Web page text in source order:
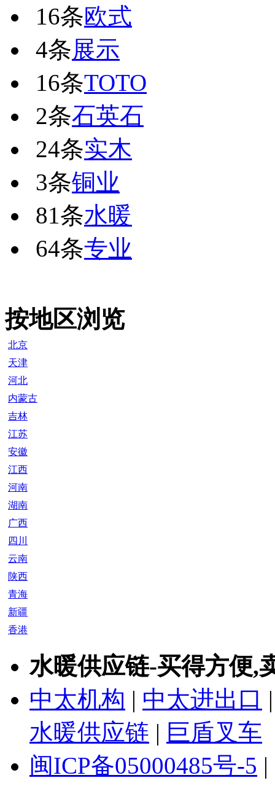
16条欧式
4条展示
16条TOTO
2条石英石
24条实木
3条铜业
81条水暖
64条专业
按地区浏览
北京
天津
河北
内蒙古
吉林
江苏
安徽
江西
河南
湖南
广西
四川
云南
陕西
青海
新疆
香港
水暖供应链-买得方便,
中太机构 | 中太进出口
水暖供应链 | 巨盾叉车
闽ICP备05000485号-5